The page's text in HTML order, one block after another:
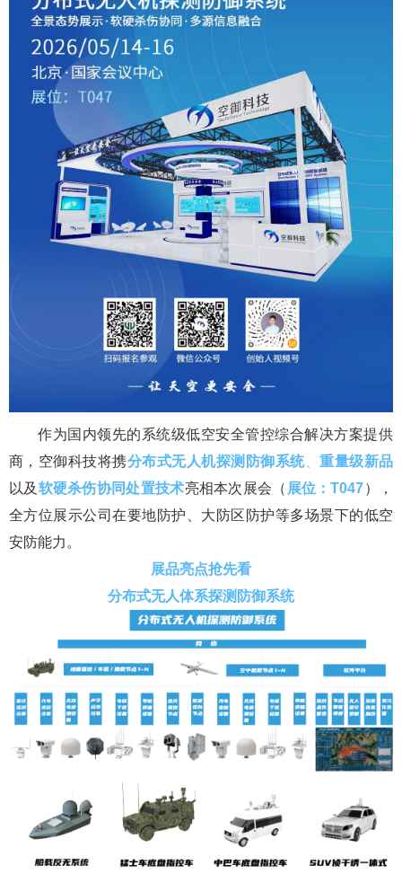
作为国内领先的系统级低空安全管控综合解决方案提供
商，空御科技将携分布式无人机探测防御系统、重量级新品
以及 软硬杀伤协同处置技术亮相本次展会（ 展位：T047），
全方位展示公司在要地防护、大防区防护等多场景下的低空
安防能力。
展品亮点抢先看
分布式无人体系探测防御系统